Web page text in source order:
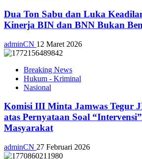
Dua Ton Sabu dan Luka
Kinerja BIN dan BNN Bukan
adminCN 12 Maret 2026
Breaking News
Hukum - Kriminal
Nasional
Komisi III Minta Jamwas Tegur
atas Pernyataan Soal
Masyarakat
adminCN 27 Februari 2026